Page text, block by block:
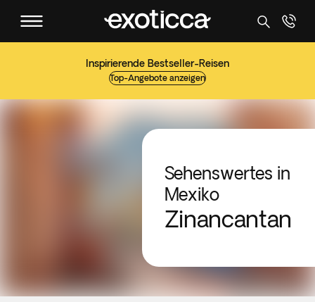
Inspirierende Bestseller-Reisen
Top-Angebote anzeigen
Sehenswertes in
Mexiko
Zinancantan